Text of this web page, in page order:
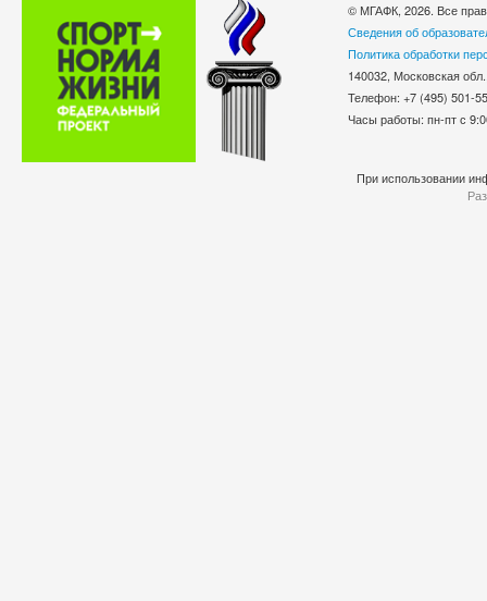
© МГАФК, 2026. Все
Сведения об
Политика обработки
140032, Московская
Телефон: +7 (495)
Часы работы: пн-пт с
При использовании